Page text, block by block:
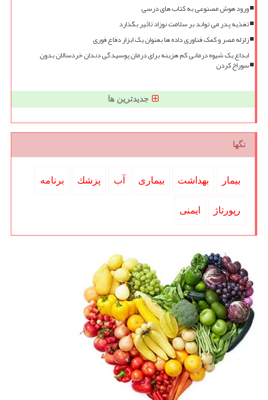
ورود هوش مصنوعی به کتاب های درسی
تغذیه پدر می تواند بر سلامت نوزاد تاثیر بگذارد
زلزله مصر و کمک فناوری داده ها بعنوان یک ابزار دفاع فوری
ابداع یک شیوه درمانی کم هزینه برای درمان پوسیدگی دندان خردسالان بدون
سوراخ کردن
جدیدترین ها
تگها
بیمار بهداشت بیماری آب پزشك برنامه
رپورتاژ ایمنی